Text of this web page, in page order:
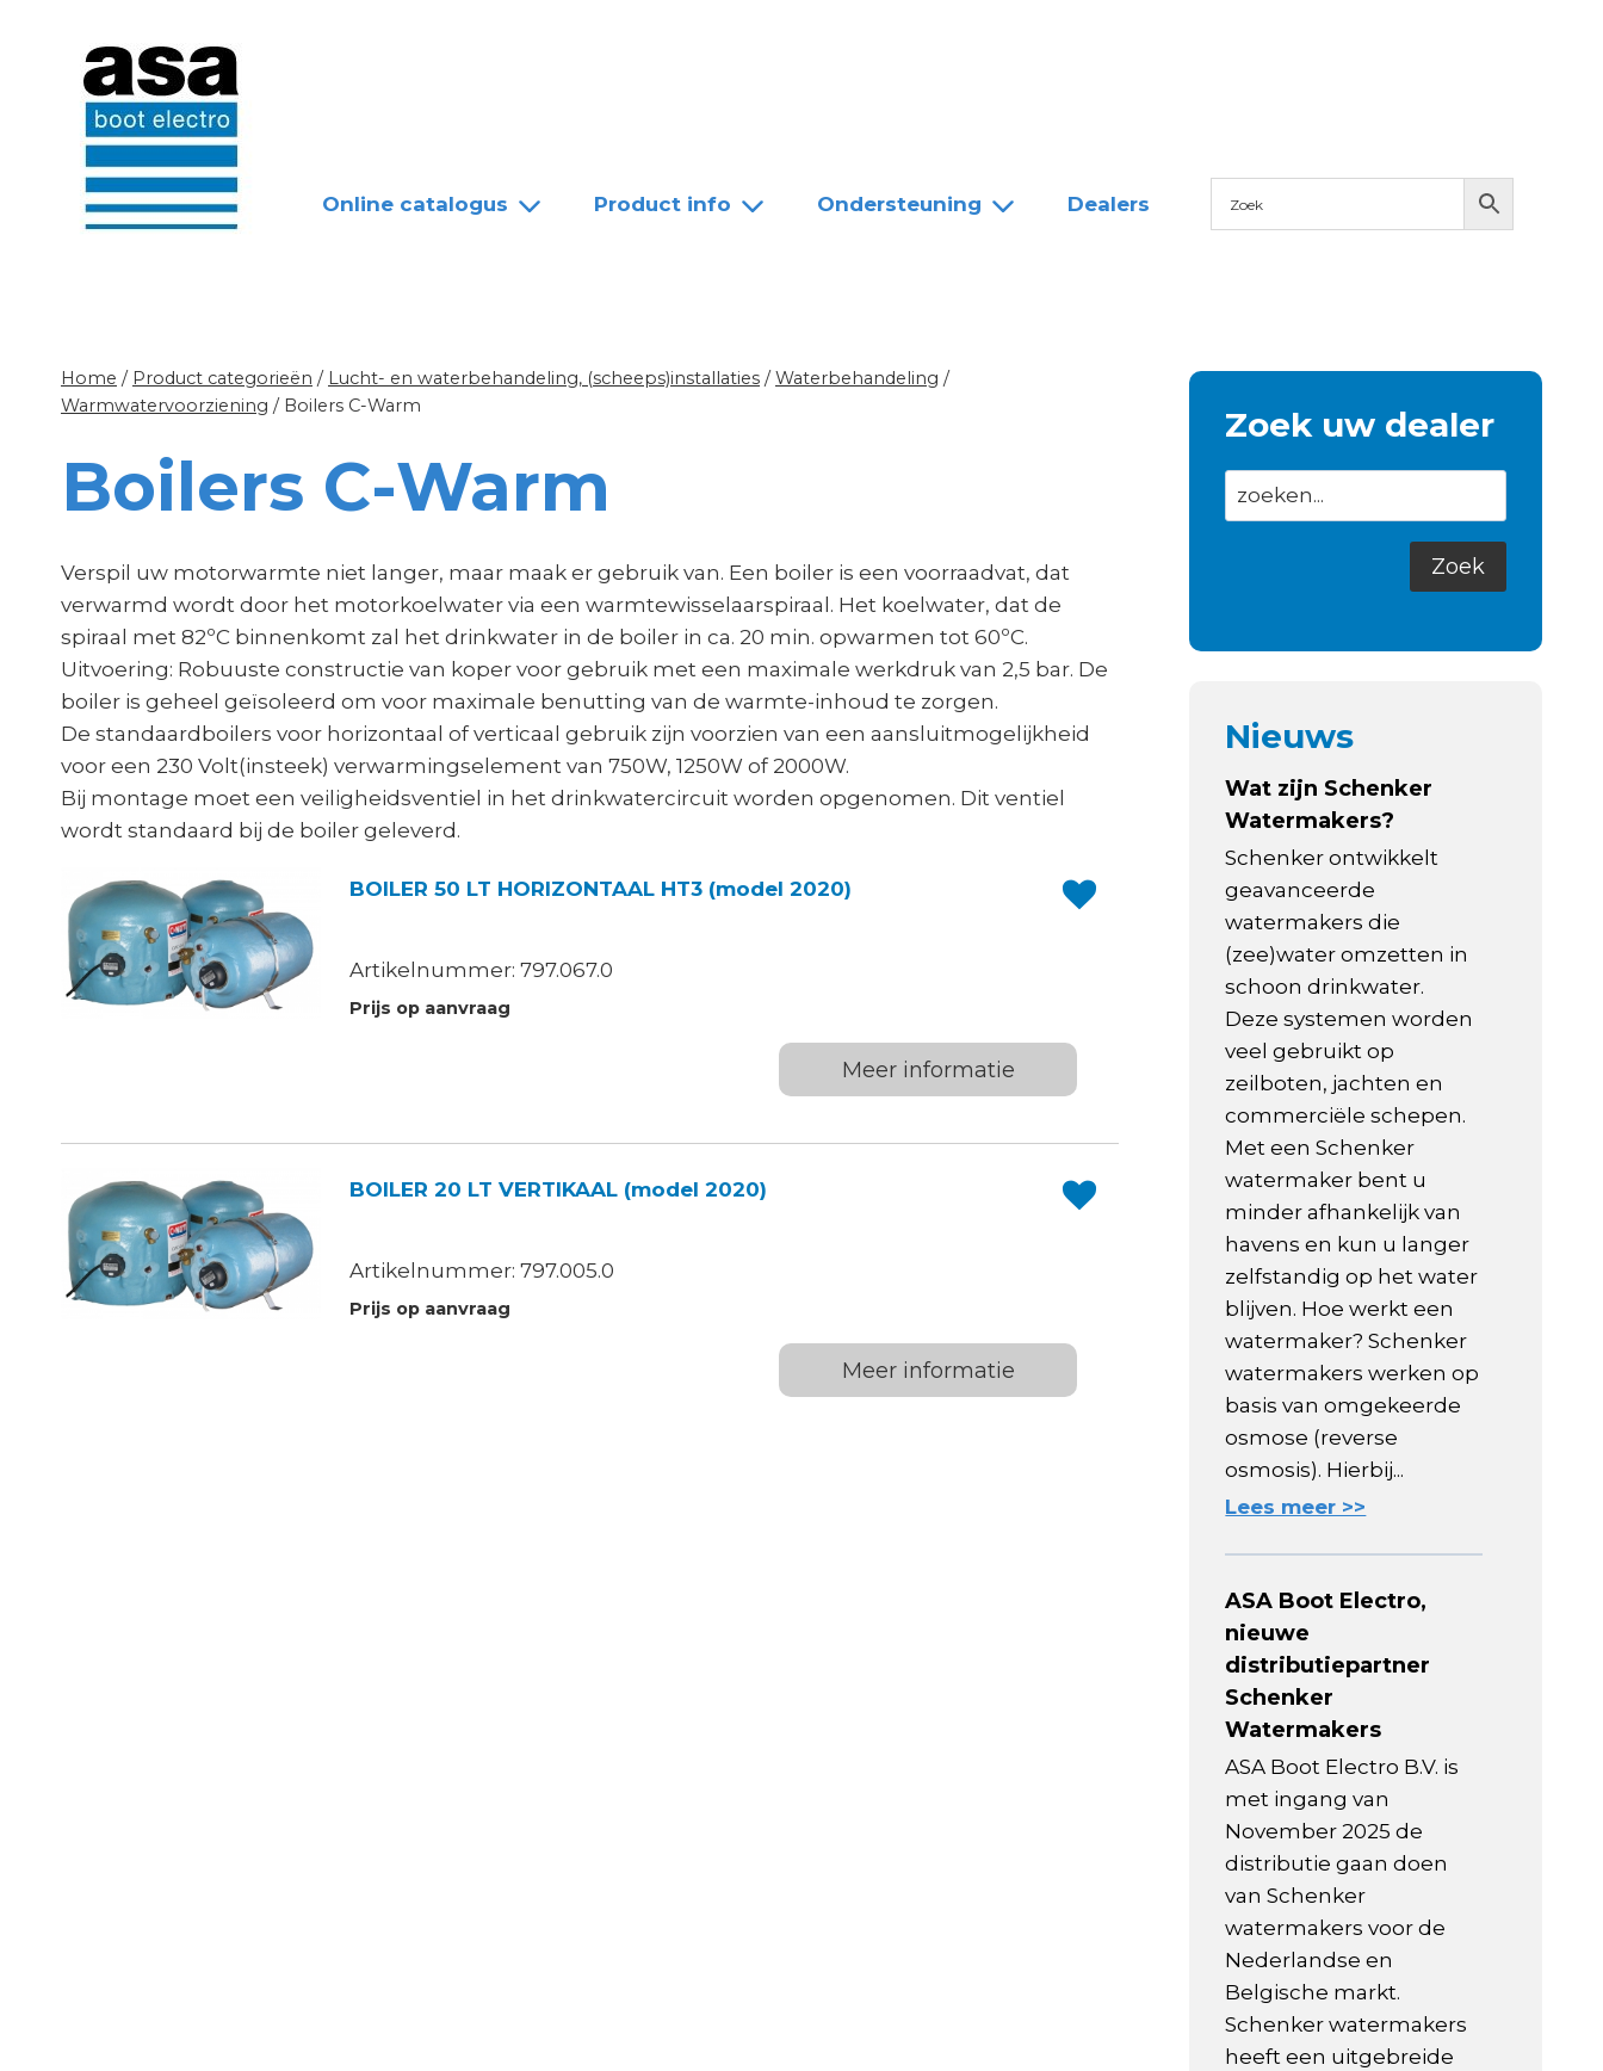
Online catalogus Product info Ondersteuning Dealers
Home / Product categorieën / Lucht- en waterbehandeling, (scheeps)installaties / Waterbehandeling /
Warmwatervoorziening / Boilers C-Warm
Boilers C-Warm
Verspil uw motorwarmte niet langer, maar maak er gebruik van. Een boiler is een voorraadvat, dat
verwarmd wordt door het motorkoelwater via een warmtewisselaarspiraal. Het koelwater, dat de
spiraal met 82ºC binnenkomt zal het drinkwater in de boiler in ca. 20 min. opwarmen tot 60ºC.
Uitvoering: Robuuste constructie van koper voor gebruik met een maximale werkdruk van 2,5 bar. De
boiler is geheel geïsoleerd om voor maximale benutting van de warmte-inhoud te zorgen.
De standaardboilers voor horizontaal of verticaal gebruik zijn voorzien van een aansluitmogelijkheid
voor een 230 Volt(insteek) verwarmingselement van 750W, 1250W of 2000W.
Bij montage moet een veiligheidsventiel in het drinkwatercircuit worden opgenomen. Dit ventiel
wordt standaard bij de boiler geleverd.
BOILER 50 LT HORIZONTAAL HT3 (model 2020)
Artikelnummer: 797.067.0
Prijs op aanvraag
Meer informatie
BOILER 20 LT VERTIKAAL (model 2020)
Artikelnummer: 797.005.0
Prijs op aanvraag
Meer informatie
Zoek uw dealer
Nieuws
Wat zijn Schenker
Watermakers?
Schenker ontwikkelt
geavanceerde
watermakers die
(zee)water omzetten in
schoon drinkwater.
Deze systemen worden
veel gebruikt op
zeilboten, jachten en
commerciële schepen.
Met een Schenker
watermaker bent u
minder afhankelijk van
havens en kun u langer
zelfstandig op het water
blijven. Hoe werkt een
watermaker? Schenker
watermakers werken op
basis van omgekeerde
osmose (reverse
osmosis). Hierbij...
Lees meer >>
ASA Boot Electro,
nieuwe
distributiepartner
Schenker
Watermakers
ASA Boot Electro B.V. is
met ingang van
November 2025 de
distributie gaan doen
van Schenker
watermakers voor de
Nederlandse en
Belgische markt.
Schenker watermakers
heeft een uitgebreide